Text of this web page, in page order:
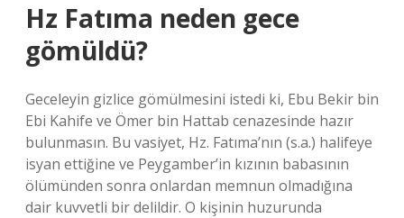
Hz Fatıma neden gece
gömüldü?
Geceleyin gizlice gömülmesini istedi ki, Ebu Bekir bin
Ebi Kahife ve Ömer bin Hattab cenazesinde hazır
bulunmasın. Bu vasiyet, Hz. Fatıma’nın (s.a.) halifeye
isyan ettiğine ve Peygamber’in kızının babasının
ölümünden sonra onlardan memnun olmadığına
dair kuvvetli bir delildir. O kişinin huzurunda